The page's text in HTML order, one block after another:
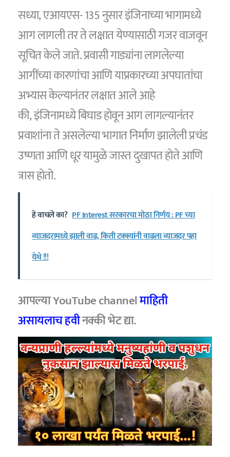
सध्या, एआयएस- 135 नुसार इंजिनाच्या भागामध्ये
आग लागली तर ते लक्षात येण्यासाठी गजर वाजवून
सूचित केले जाते. प्रवासी गाड्यांना लागलेल्या
आगींच्या कारणांचा आणि याप्रकारच्या अपघातांचा
अभ्यास केल्यानंतर लक्षात आले आहे
की, इंजिनामध्ये बिघाड होवून आग लागल्यानंतर
प्रवाशांना ते असलेल्या भागात निर्माण झालेली प्रचंड
उष्णता आणि धूर यामुळे जास्त दुखापत होते आणि
त्रास होतो.
हे वाचले का? PF Interest सरकारचा मोठा निर्णय : PF च्या
व्याजदरामध्ये झाली वाढ, किती टक्क्यांनी वाढला व्याजदर पहा
येथे !!!
आपल्या YouTube channelमाहिती
असायलाच हवीनक्की भेट द्या.